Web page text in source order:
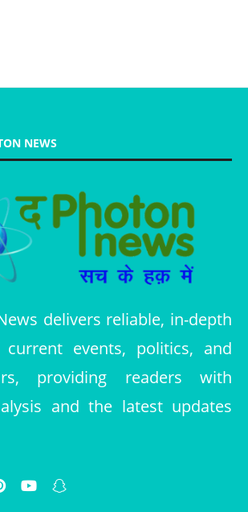
NEWS
delivers reliable, in-depth
current events, politics, and
providing readers with
and the latest updates